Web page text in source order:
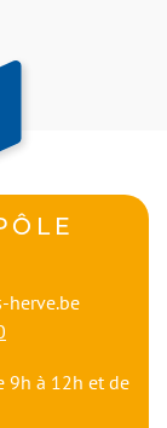
herve.be
9h à 12h et de